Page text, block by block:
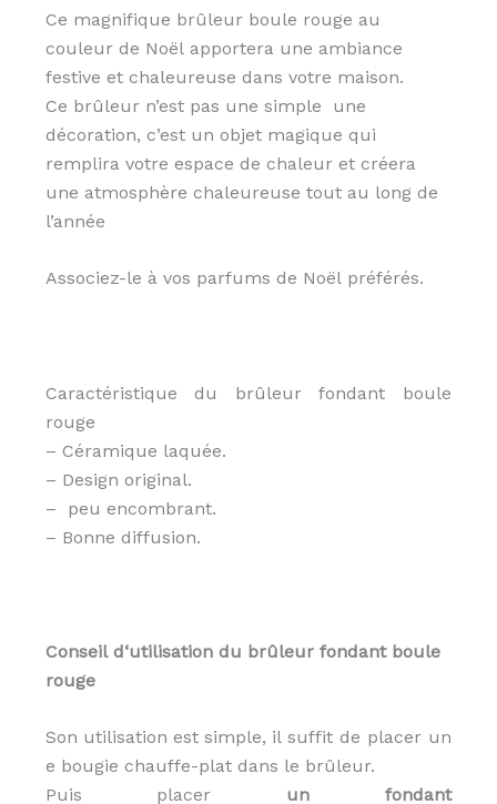
Ce magnifique brûleur boule rouge au
couleur de Noël apportera une ambiance
festive et chaleureuse dans votre maison.
Ce brûleur n’est pas une simple une
décoration, c’est un objet magique qui
remplira votre espace de chaleur et créera
une atmosphère chaleureuse tout au long de
l’année
Associez-le à vos parfums de Noël préférés.
Caractéristique du brûleur fondant boule
rouge
– Céramique laquée.
– Design original.
– peu encombrant.
– Bonne diffusion.
Conseil d‘utilisation du brûleur fondantboule
rouge
Son utilisation est simple, il suffit de placer un
e bougie chauffe-plat dans le brûleur.
Puis placer un
fondant